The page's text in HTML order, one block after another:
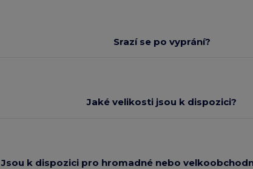
Srazí se po vyprání?
Jaké velikosti jsou k dispozici?
Jsou k dispozici pro hromadné nebo